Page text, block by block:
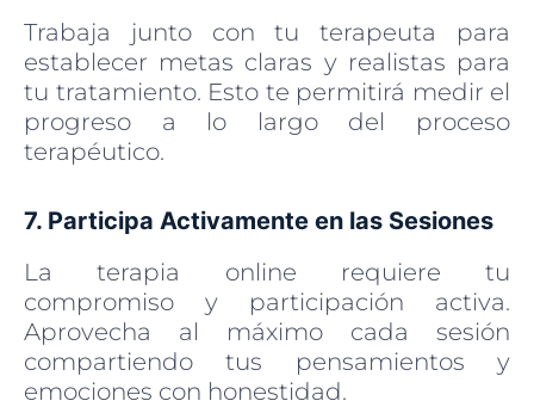
Trabaja junto con tu terapeuta para
establecer metas claras y realistas para
tu tratamiento. Esto te permitirá medir el
progreso a lo largo del proceso
terapéutico.
7. Participa Activamente en las Sesiones
La terapia online requiere tu
compromiso y participación activa.
Aprovecha al máximo cada sesión
compartiendo tus pensamientos y
emociones con honestidad.